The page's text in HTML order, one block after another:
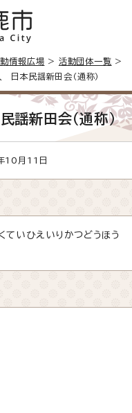
情報広場 > 活動団体一覧 >
本民謡新田会（通称）
新田会（通称）
月11日
いひえいりかつどうほう